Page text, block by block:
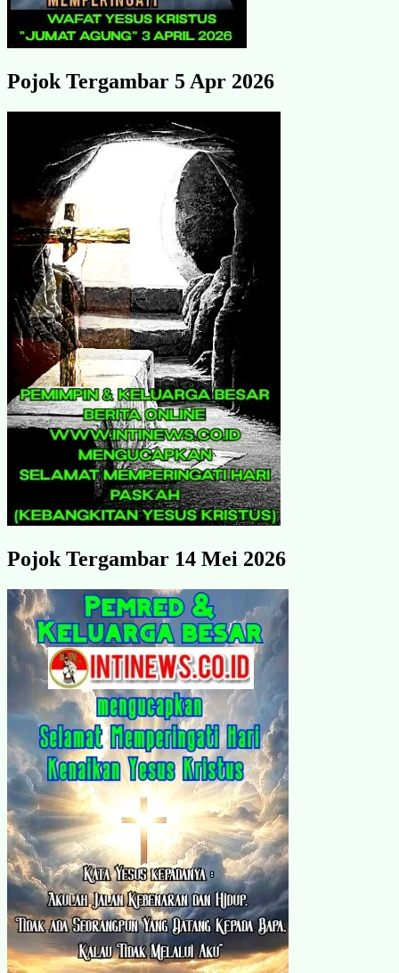
Pojok Tergambar 5 Apr 2026
Pojok Tergambar 14 Mei 2026